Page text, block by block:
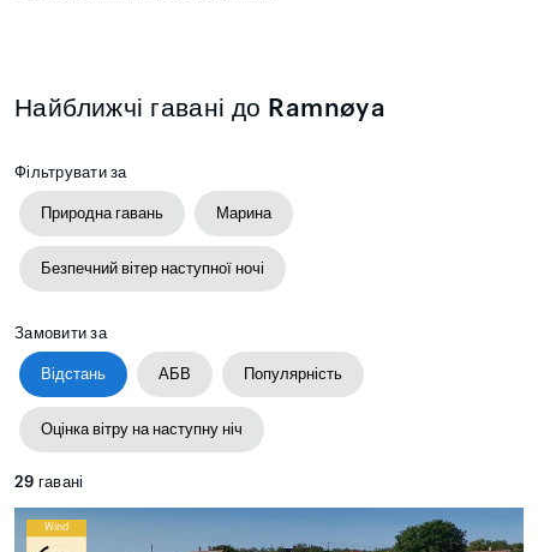
Найближчі гавані до Ramnøya
Фільтрувати за
Природна гавань Марина
Безпечний вітер наступної ночі
Замовити за
Відстань АБВ Популярність
Оцінка вітру на наступну ніч
29 гавані
Wind